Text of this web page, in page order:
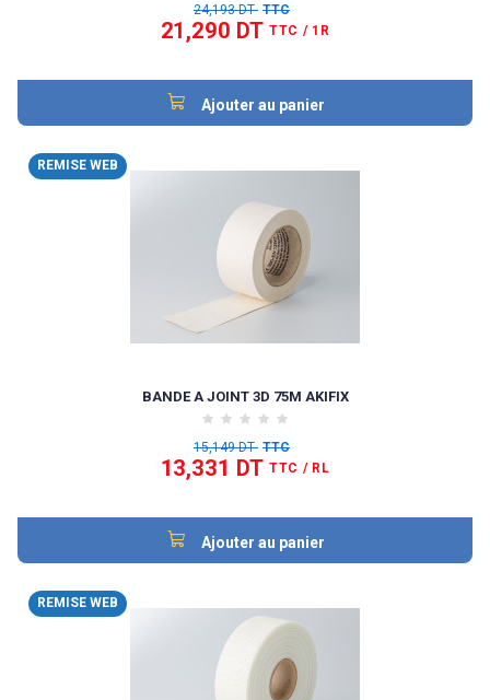
24,193 DT TTC
21,290 DT TTC / 1R
Ajouter au panier
REMISE WEB
BANDE A JOINT 3D 75M AKIFIX
15,149 DT TTC
13,331 DT TTC / RL
Ajouter au panier
REMISE WEB